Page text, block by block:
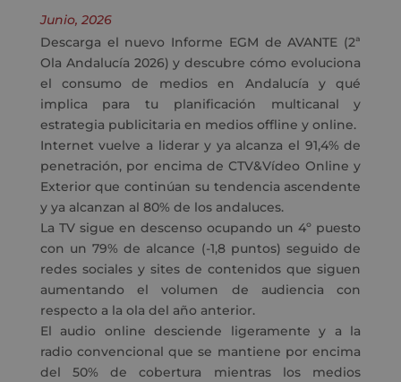
Junio, 2026
Descarga el nuevo Informe EGM de AVANTE (2ª
Ola Andalucía 2026) y descubre cómo evoluciona
el consumo de medios en Andalucía y qué
implica para tu planificación multicanal y
estrategia publicitaria en medios offline y online.
Internet vuelve a liderar y ya alcanza el 91,4% de
penetración, por encima de CTV&Vídeo Online y
Exterior que continúan su tendencia ascendente
y ya alcanzan al 80% de los andaluces.
La TV sigue en descenso ocupando un 4º puesto
con un 79% de alcance (-1,8 puntos) seguido de
redes sociales y sites de contenidos que siguen
aumentando el volumen de audiencia con
respecto a la ola del año anterior.
El audio online desciende ligeramente y a la
radio convencional que se mantiene por encima
del 50% de cobertura mientras los medios